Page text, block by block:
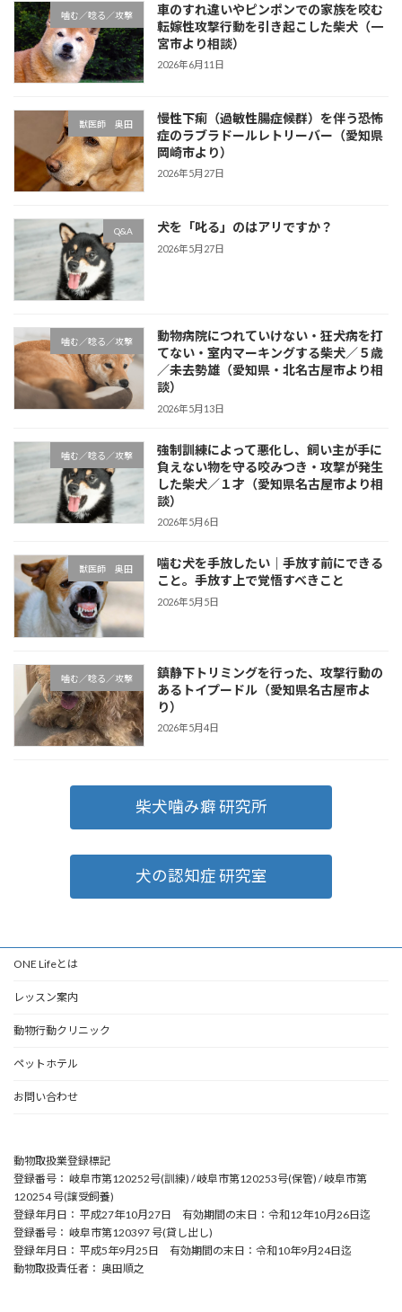
噛む／唸る／攻撃
車のすれ違いやピンポンでの家族を咬む
転嫁性攻撃行動を引き起こした柴犬（一
宮市より相談）
2026年6月11日
獣医師 奥田
慢性下痢（過敏性腸症候群）を伴う恐怖
症のラブラドールレトリーバー（愛知県
岡崎市より）
2026年5月27日
Q&A 犬を「叱る」のはアリですか？
2026年5月27日
噛む／唸る／攻撃
動物病院につれていけない・狂犬病を打
てない・室内マーキングする柴犬／５歳
／未去勢雄（愛知県・北名古屋市より相
談）
2026年5月13日
噛む／唸る／攻撃
強制訓練によって悪化し、飼い主が手に
負えない物を守る咬みつき・攻撃が発生
した柴犬／１才（愛知県名古屋市より相
談）
2026年5月6日
獣医師 奥田
噛む犬を手放したい｜手放す前にできる
こと。手放す上で覚悟すべきこと
2026年5月5日
噛む／唸る／攻撃
鎮静下トリミングを行った、攻撃行動の
あるトイプードル（愛知県名古屋市よ
り）
2026年5月4日
柴犬噛み癖 研究所
犬の認知症 研究室
ONE Lifeとは
レッスン案内
動物行動クリニック
ペットホテル
お問い合わせ
動物取扱業登録標記
登録番号： 岐阜市第120252号(訓練) / 岐阜市第120253号(保管) / 岐阜市第
120254 号(譲受飼養)
登録年月日： 平成27年10月27日 有効期間の末日：令和12年10月26日迄
登録番号： 岐阜市第120397 号(貸し出し)
登録年月日： 平成5年9月25日 有効期間の末日：令和10年9月24日迄
動物取扱責任者： 奥田順之